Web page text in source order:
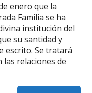
enero que la
Familia se ha
institución del
su santidad y
escrito. Se tratará
relaciones de